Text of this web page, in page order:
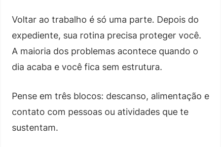
Voltar ao trabalho é só uma parte. Depois do
expediente, sua rotina precisa proteger você.
A maioria dos problemas acontece quando o
dia acaba e você fica sem estrutura.
Pense em três blocos: descanso, alimentação e
contato com pessoas ou atividades que te
sustentam.